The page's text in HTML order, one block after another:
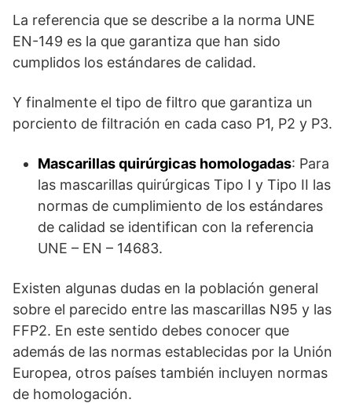
La referencia que se describe a la norma UNE
EN-149 es la que garantiza que han sido
cumplidos los estándares de calidad.
Y finalmente el tipo de filtro que garantiza un
porciento de filtración en cada caso P1, P2 y P3.
Mascarillas quirúrgicas homologadas: Para
las mascarillas quirúrgicas Tipo I y Tipo II las
normas de cumplimiento de los estándares
de calidad se identifican con la referencia
UNE – EN – 14683.
Existen algunas dudas en la población general
sobre el parecido entre las mascarillas N95 y las
FFP2. En este sentido debes conocer que
además de las normas establecidas por la Unión
Europea, otros países también incluyen normas
de homologación.